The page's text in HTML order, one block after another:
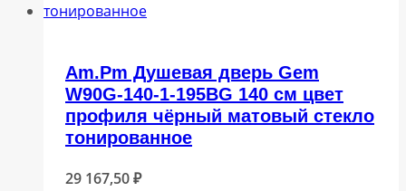
Am.Pm Душевая дверь Gem
W90G-140-1-195BG 140 см цвет
профиля чёрный матовый стекло
тонированное
29 167,50₽